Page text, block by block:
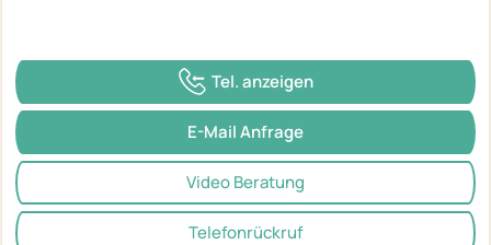
Tel. anzeigen
E-Mail Anfrage
Video Beratung
Telefonrückruf